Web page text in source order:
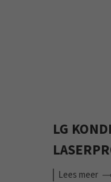
LG
Lees meer